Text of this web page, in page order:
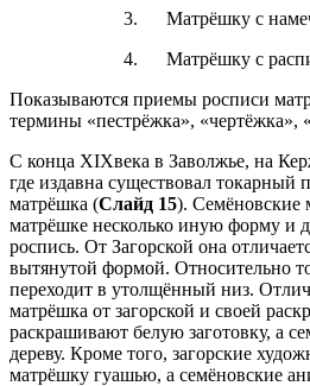
3. Матрёшку с
4. Матрёшку с
Показываются приемы росписи
термины «пестрёжка», «чертёжка»,
С конца XIXвека в Заволжье, на
где издавна существовал токарный
матрёшка (Слайд 15). Семёновские
матрёшке несколько иную форму и
роспись. От Загорской она
вытянутой формой. Относительно
переходит в утолщённый низ.
матрёшка от загорской и своей
раскрашивают белую заготовку, а
дереву. Кроме того, загорские
матрёшку гуашью, а семёновские